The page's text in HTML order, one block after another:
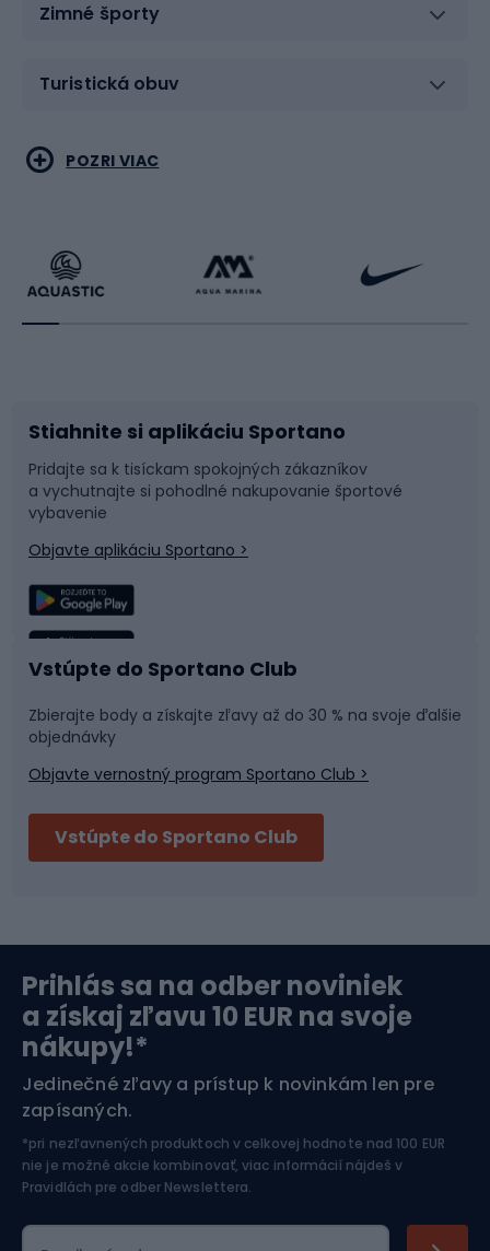
Zimné športy
Turistická obuv
Vodné športy
Beh
Príslušenstvo k bicyklom
Časti bicyklov
Rybolov
Športová medicína
Bushcraft
Bikepacking
Orientačný beh
Bojové umenia
Raketové športy
Sane a kĺzačky
Snowboard
Plávanie
Tímové športy
Fitness a posilňovňa
Cyklistické prilby
Lyžovanie
Športová elektronika
Jazdectvo
POZRI VIAC
Stiahnite si aplikáciu Sportano
Pridajte sa k tisíckam spokojných zákazníkov
a vychutnajte si pohodlné nakupovanie športové
vybavenie
Objavte aplikáciu Sportano >
Vstúpte do Sportano Club
Zbierajte body a získajte zľavy až do 30 % na svoje ďalšie
objednávky
Objavte vernostný program Sportano Club >
Vstúpte do Sportano Club
Prihlás sa na odber noviniek
a získaj zľavu 10 EUR na svoje
nákupy!*
Jedinečné zľavy a prístup k novinkám len pre
zapísaných.
*pri nezľavnených produktoch v celkovej hodnote nad 100 EUR
nie je možné akcie kombinovať, viac informácií nájdeš v
Pravidlách pre odber Newslettera.